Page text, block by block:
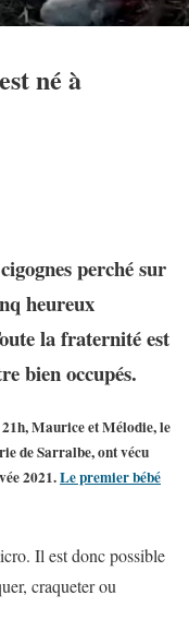
né à
perché sur
heureux
la fraternité est
bien occupés.
Maurice et Mélodie, le
de Sarralbe, ont vécu
2021.Le premier bébé
Il est donc possible
craqueter ou